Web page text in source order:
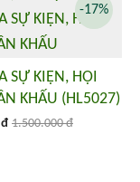
SỰ KIỆN, HỘI
KHẤU (HL5027)
1.500.000 đ
-17%